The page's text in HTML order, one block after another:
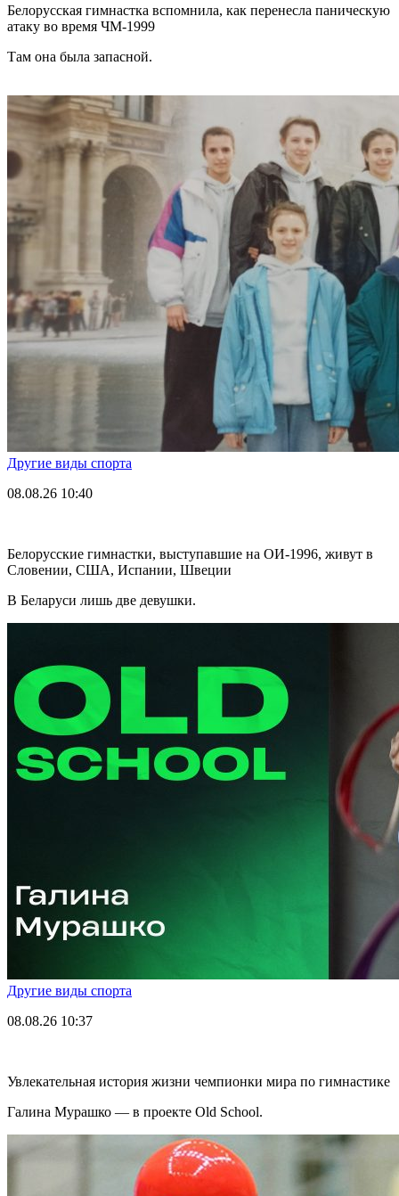
Белорусская гимнастка вспомнила, как перенесла паническую
атаку во время ЧМ-1999
Там она была запасной.
Другие виды спорта
08.08.26 10:40
Белорусские гимнастки, выступавшие на ОИ-1996, живут в
Словении, США, Испании, Швеции
В Беларуси лишь две девушки.
Другие виды спорта
08.08.26 10:37
Увлекательная история жизни чемпионки мира по гимнастике
Галина Мурашко — в проекте Old School.